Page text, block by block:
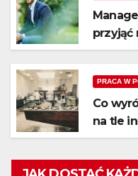
przyjąć
PRACA W
Co
na tle